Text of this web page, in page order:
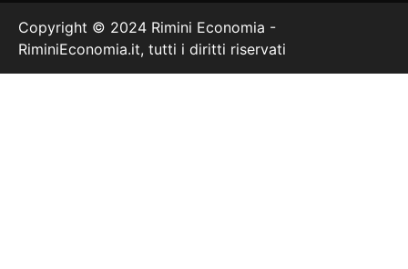
Copyright © 2024 Rimini Economia -
RiminiEconomia.it, tutti i diritti riservati